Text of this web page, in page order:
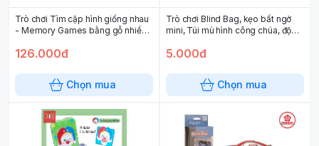
Trò chơi Tìm cặp hình giống nhau
- Memory Games bằng gỗ nhiều
126.000đ
Chọn mua
Trò chơi Blind Bag, kẹo bất ngờ
mini, Túi mù hình công chúa, động
5.000đ
Chọn mua